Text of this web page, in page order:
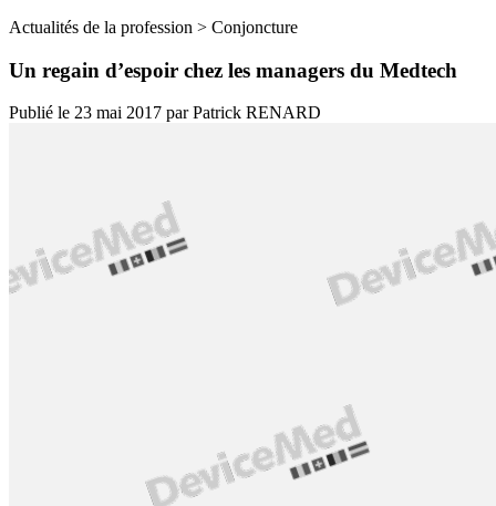
Actualités de la profession > Conjoncture
Un regain d’espoir chez les managers du Medtech
Publié le 23 mai 2017 parPatrick RENARD